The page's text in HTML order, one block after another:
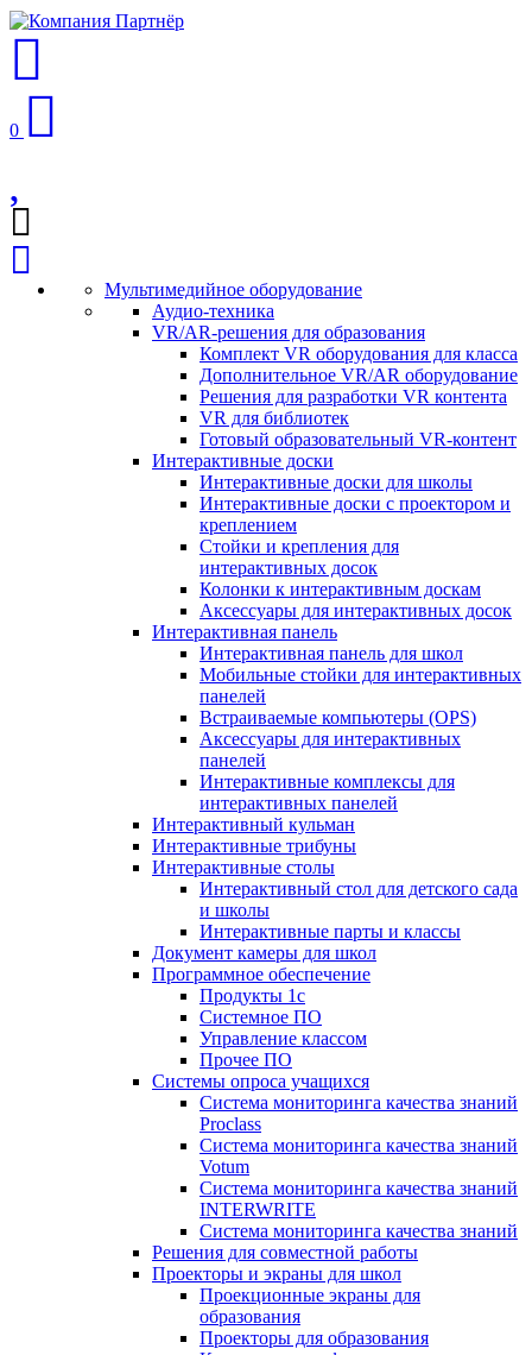
0
Мультимедийное оборудование
Аудио-техника
VR/AR-решения для образования
Комплект VR оборудования для класса
Дополнительное VR/AR оборудование
Решения для разработки VR контента
VR для библиотек
Готовый образовательный VR-контент
Интерактивные доски
Интерактивные доски для школы
Интерактивные доски с проектором и
креплением
Стойки и крепления для
интерактивных досок
Колонки к интерактивным доскам
Аксессуары для интерактивных досок
Интерактивная панель
Интерактивная панель для школ
Мобильные стойки для интерактивных
панелей
Встраиваемые компьютеры (OPS)
Аксессуары для интерактивных
панелей
Интерактивные комплексы для
интерактивных панелей
Интерактивный кульман
Интерактивные трибуны
Интерактивные столы
Интерактивный стол для детского сада
и школы
Интерактивные парты и классы
Документ камеры для школ
Программное обеспечение
Продукты 1с
Системное ПО
Управление классом
Прочее ПО
Системы опроса учащихся
Система мониторинга качества знаний
Proclass
Система мониторинга качества знаний
Votum
Система мониторинга качества знаний
INTERWRITE
Система мониторинга качества знаний
Решения для совместной работы
Проекторы и экраны для школ
Проекционные экраны для
образования
Проекторы для образования